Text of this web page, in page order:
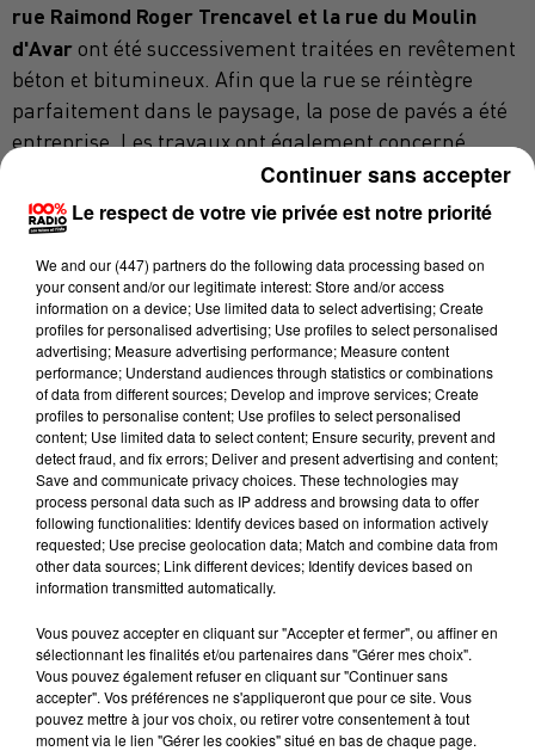
rue Raimond Roger Trencavel et la rue du Moulin
d'Avar ont été successivement traitées en revêtement
béton et bitumineux. Afin que la rue se réintègre
parfaitement dans le paysage, la pose de pavés a été
entreprise. Les travaux ont également concerné
l'enfouissement de l'ensemble des réseaux aériens
(basse tension et téléphonie), la rénovation de
l'éclairage public en façade, la reprise des réseaux de
gaz, d'eaux pluviales ou d'adduction d'eau potable.
DE NOUVELLES PLAQUES DE RUES
Autre grande nouveauté,le remplacement des 46
plaques de rues de la Cité,devenu impératif. Les
anciennes, qui commençaient à montrer quelques
signes d'usure, montraient surtout beaucoup
d'hétérogénéité, de formes, de tailles, de couleurs, de
typographies différentes...Certaines rues étaient
aussi dépourvues de plaque. La municipalité a donc
homogène, orné du blason de la Cité. L'oeuvre d'un
artisan aveyronnais.
Le respect de votre vie privée est notre priorité
We and our (447) partnersdo the following data processing based on
your consent and/or our legitimate interest: Store and/or access
information on a device; Use limited data to select advertising; Create
profiles for personalised advertising; Use profiles to select personalised
advertising; Measure advertising performance; Measure content
performance; Understand audiences through statistics or combinations
of data from different sources; Develop and improve services; Create
profiles to personalise content; Use profiles to select personalised
content; Use limited data to select content; Ensure security, prevent and
detect fraud, and fix errors; Deliver and present advertising and content;
Save and communicate privacy choices. These technologies may
process personal data such as IP address and browsing data to offer
following functionalities: Identify devices based on information actively
requested; Use precise geolocation data; Match and combine data from
other data sources; Link different devices; Identify devices based on
information transmitted automatically.
Vous pouvez accepter en cliquant sur "Accepter et fermer", ou affiner en
sélectionnant les finalités et/ou partenaires dans "Gérer mes choix".
Vous pouvez également refuser en cliquant sur "Continuer sans
accepter". Vos préférences ne s'appliqueront que pour ce site. Vous
pouvez mettre à jour vos choix, ou retirer votre consentement à tout
moment via le lien "Gérer les cookies" situé en bas de chaque page.
Continuer sans accepter